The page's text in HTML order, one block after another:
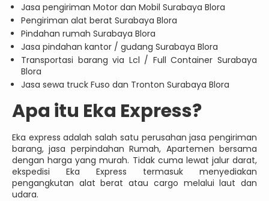
Jasa pengiriman Motor dan Mobil Surabaya Blora
Pengiriman alat berat Surabaya Blora
Pindahan rumah Surabaya Blora
Jasa pindahan kantor / gudang Surabaya Blora
Transportasi barang via Lcl / Full Container Surabaya
Blora
Jasa sewa truck Fuso dan Tronton Surabaya Blora
Apa itu Eka Express?
Eka express adalah salah satu perusahan jasa pengiriman
barang, jasa perpindahan Rumah, Apartemen bersama
dengan harga yang murah. Tidak cuma lewat jalur darat,
ekspedisi Eka Express termasuk menyediakan
pengangkutan alat berat atau cargo melalui laut dan
udara.